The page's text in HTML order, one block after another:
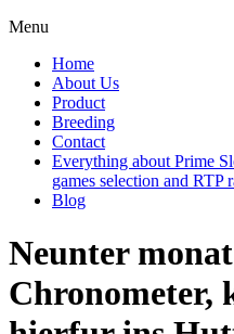
Menu
Home
About Us
Product
Breeding
Contact
Everything about Prime
games selection and
Blog
Neunter
Chronometer,